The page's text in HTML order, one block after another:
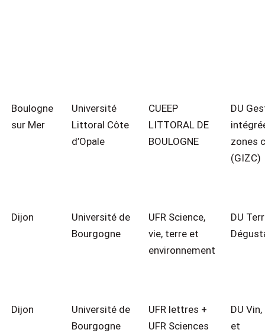
Boulogne
sur Mer
Université
Littoral Côte
d’Opale
CUEEP
LITTORAL DE
BOULOGNE
DU
zones
(GIZC)
Dijon
Université de
Bourgogne
UFR Science,
vie, terre et
environnement
DU
Dijon
Université de
Bourgogne
UFR lettres +
UFR Sciences
DU
et